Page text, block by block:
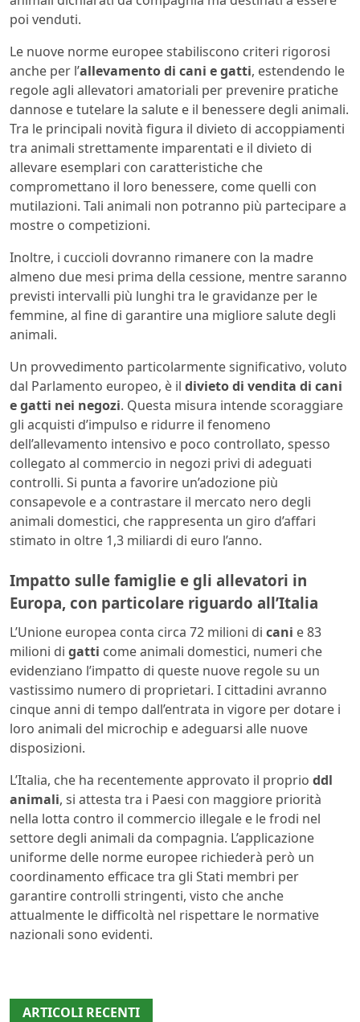
poi venduti.
Le nuove norme europee stabiliscono criteri rigorosi
anche per l’allevamento di cani e gatti, estendendo le
regole agli allevatori amatoriali per prevenire pratiche
dannose e tutelare la salute e il benessere degli animali.
Tra le principali novità figura il divieto di accoppiamenti
tra animali strettamente imparentati e il divieto di
allevare esemplari con caratteristiche che
compromettano il loro benessere, come quelli con
mutilazioni. Tali animali non potranno più partecipare a
mostre o competizioni.
Inoltre, i cuccioli dovranno rimanere con la madre
almeno due mesi prima della cessione, mentre saranno
previsti intervalli più lunghi tra le gravidanze per le
femmine, al fine di garantire una migliore salute degli
animali.
Un provvedimento particolarmente significativo, voluto
dal Parlamento europeo, è il divieto di vendita di cani
e gatti nei negozi. Questa misura intende scoraggiare
gli acquisti d’impulso e ridurre il fenomeno
dell’allevamento intensivo e poco controllato, spesso
collegato al commercio in negozi privi di adeguati
controlli. Si punta a favorire un’adozione più
consapevole e a contrastare il mercato nero degli
animali domestici, che rappresenta un giro d’affari
stimato in oltre 1,3 miliardi di euro l’anno.
Impatto sulle famiglie e gli allevatori in
Europa, con particolare riguardo all’Italia
L’Unione europea conta circa 72 milioni di cani e 83
milioni di gatti come animali domestici, numeri che
evidenziano l’impatto di queste nuove regole su un
vastissimo numero di proprietari. I cittadini avranno
cinque anni di tempo dall’entrata in vigore per dotare i
loro animali del microchip e adeguarsi alle nuove
disposizioni.
L’Italia, che ha recentemente approvato il proprio ddl
animali, si attesta tra i Paesi con maggiore priorità
nella lotta contro il commercio illegale e le frodi nel
settore degli animali da compagnia. L’applicazione
uniforme delle norme europee richiederà però un
coordinamento efficace tra gli Stati membri per
garantire controlli stringenti, visto che anche
attualmente le difficoltà nel rispettare le normative
nazionali sono evidenti.
ARTICOLI RECENTI